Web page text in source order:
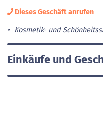
Dieses Geschäft anrufen
Kosmetik- und
Einkäufe und